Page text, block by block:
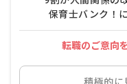
保育士バンク！
転職のご意向
積極的に